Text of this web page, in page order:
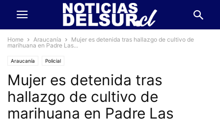
Home Araucanía
Mujer es detenida tras hallazgo de cultivo de
marihuana en Padre Las...
Araucanía Policial
Mujer es detenida tras
hallazgo de cultivo de
marihuana en Padre Las